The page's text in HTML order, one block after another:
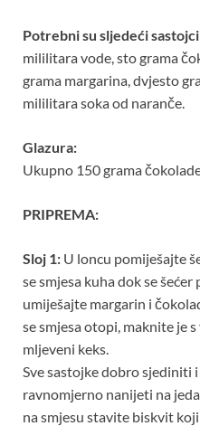
Potrebni su sljedeći
mililitara vode, sto grama
grama margarina, dvjesto
mililitara soka od naranče.
Glazura:
Ukupno 150 grama
PRIPREMA:
Sloj 1: U loncu pomiješajte
se smjesa kuha dok se
umiješajte margarin i
se smjesa otopi, maknite je
mljeveni keks.
Sve sastojke dobro sjediniti
ravnomjerno nanijeti na
na smjesu stavite biskvit